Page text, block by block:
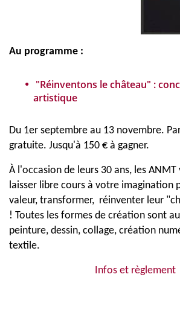
Au programme :
"Réinventons le château" :
artistique
Du 1er septembre au 13 novembre.
gratuite. Jusqu'à 150 € à gagner.
À l'occasion de leurs 30 ans, les
laisser libre cours à votre imagination
valeur, transformer, réinventer leur
! Toutes les formes de création sont
peinture, dessin, collage, création
textile.
Infos et règlement